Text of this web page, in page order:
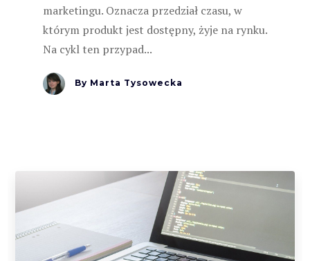
marketingu. Oznacza przedział czasu, w
którym produkt jest dostępny, żyje na rynku.
Na cykl ten przypad...
By Marta Tysowecka